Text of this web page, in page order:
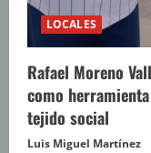
LOCALES
Rafael Moreno
como
tejido social
Luis Miguel Martínez